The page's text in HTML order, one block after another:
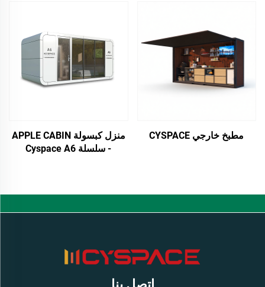
منزل كبسولة APPLE CABIN
- سلسلة Cyspace A6
مطبخ خارجي CYSPACE